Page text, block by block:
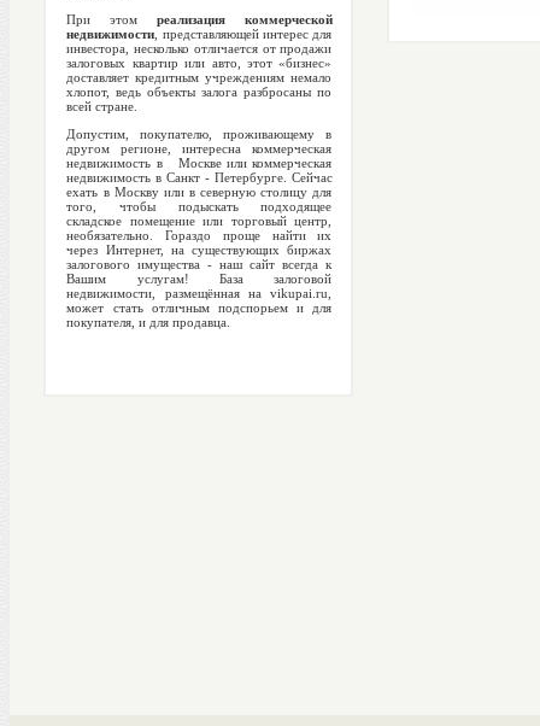
При этом реализация коммерческой
недвижимости , представляющей интерес для
инвестора, несколько отличается от продажи
залоговых квартир или авто, этот «бизнес»
доставляет кредитным учреждениям немало
хлопот, ведь объекты залога разбросаны по
всей стране.
Допустим, покупателю, проживающему в
другом регионе, интересна коммерческая
недвижимость в Москве или коммерческая
недвижимость в Санкт - Петербурге. Сейчас
ехать в Москву или в северную столицу для
того, чтобы подыскать подходящее
складское помещение или торговый центр,
необязательно. Гораздо проще найти их
через Интернет, на существующих биржах
залогового имущества - наш сайт всегда к
Вашим услугам! База залоговой
недвижимости, размещённая на vikupai.ru,
может стать отличным подспорьем и для
покупателя, и для продавца.